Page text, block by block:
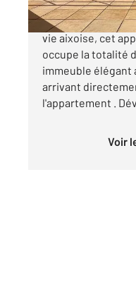
Century21 vous
vie aixoise, cet
occupe la totalité
immeuble élégant
arrivant
l'appartement .
Voir